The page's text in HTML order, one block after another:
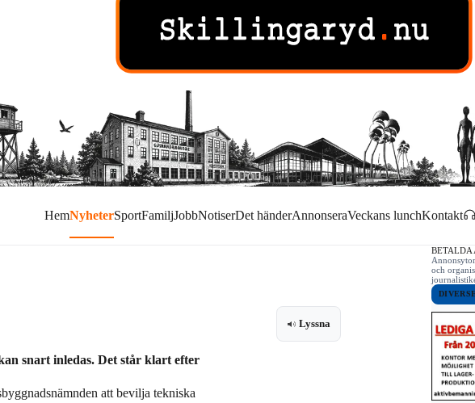
HemNyheterSportFamiljJobbNotiserDet händerAnnonseraVeckans lunchKontakt
Lyssna
snart inledas. Det står klart efter
att bevilja tekniska
BETALDA
och
DIVERSE